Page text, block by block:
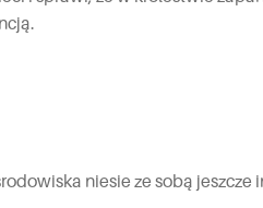
niesie ze sobą jeszcze